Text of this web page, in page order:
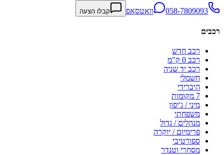
058-7809093 וואטסאפ קבלו הצעה
רכבים
רכב חדש
רכב 0 ק"מ
רכב יד שניה
חשמלי
היברידי
7 מקומות
מיני / ג'יפון
משפחתי
מנהלים / גדול
פרימיום / יוקרה
ספורטיבי
מסחרי וטנדר